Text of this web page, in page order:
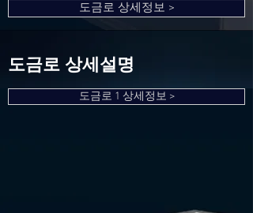
도금로 상세정보 >
​도금로 상세설명
도금로 1 상세정보 >